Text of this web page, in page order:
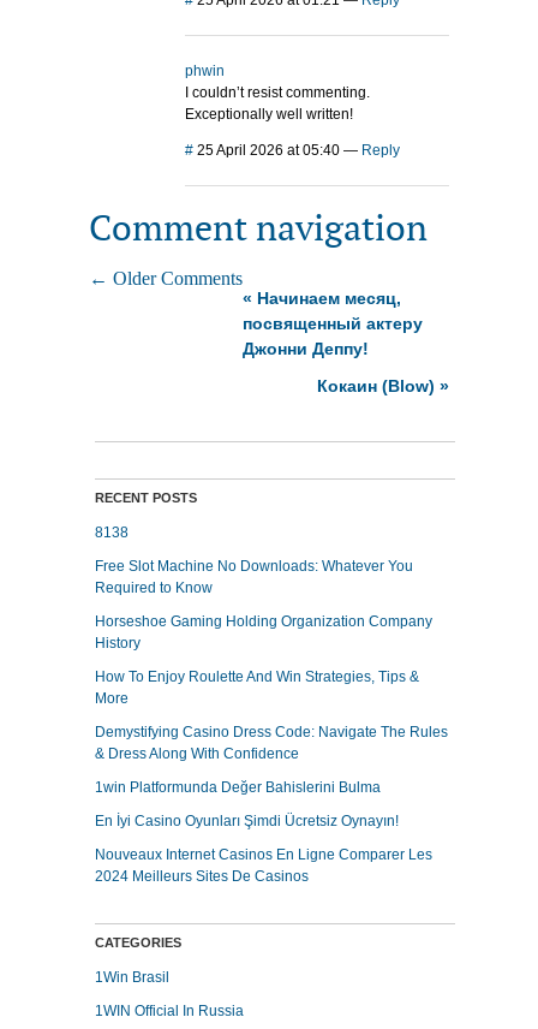
phwin
I couldn’t resist commenting.
Exceptionally well written!
# 25 April 2026 at 05:40 — Reply
Comment navigation
← Older Comments
« Начинаем месяц,
посвященный актеру
Джонни Деппу!
Кокаин (Blow) »
RECENT POSTS
8138
Free Slot Machine No Downloads: Whatever You
Required to Know
Horseshoe Gaming Holding Organization Company
History
How To Enjoy Roulette And Win Strategies, Tips &
More
Demystifying Casino Dress Code: Navigate The Rules
& Dress Along With Confidence
1win Platformunda Değer Bahislerini Bulma
En İyi Casino Oyunları Şimdi Ücretsiz Oynayın!
Nouveaux Internet Casinos En Ligne Comparer Les
2024 Meilleurs Sites De Casinos
CATEGORIES
1Win Brasil
1WIN Official In Russia